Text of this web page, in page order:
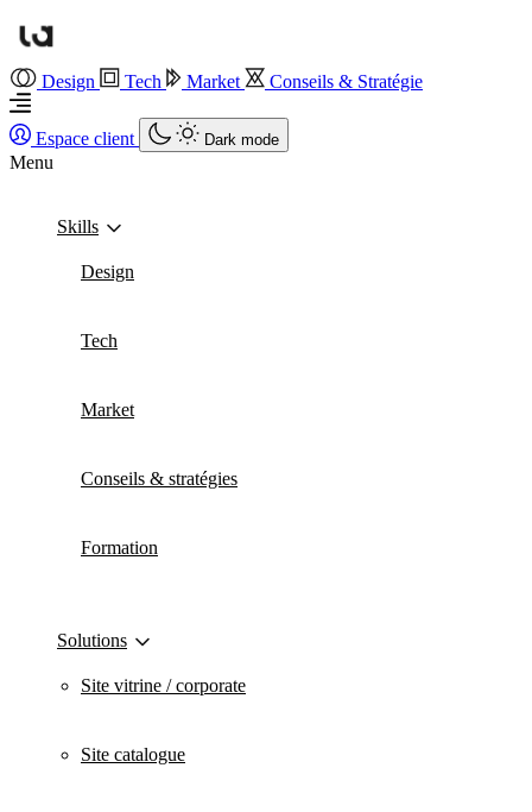
Design Tech Market Conseils & Stratégie
Espace client Dark mode
Menu
Skills
Design
Tech
Market
Conseils & stratégies
Formation
Solutions
Site vitrine / corporate
Site catalogue